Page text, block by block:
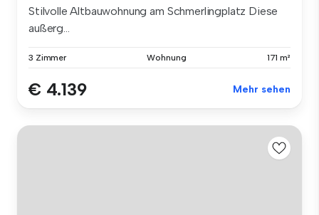
Stilvolle Altbauwohnung am Schmerlingplatz Diese
außerg...
3 Zimmer Wohnung 171 m²
€ 4.139 Mehr sehen